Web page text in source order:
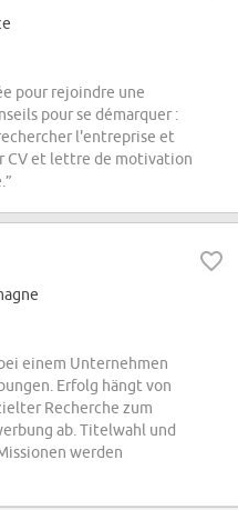
pour rejoindre une
pour se démarquer :
l'entreprise et
CV et lettre de motivation
einem Unternehmen
Erfolg hängt von
Recherche zum
ab. Titelwahl und
werden